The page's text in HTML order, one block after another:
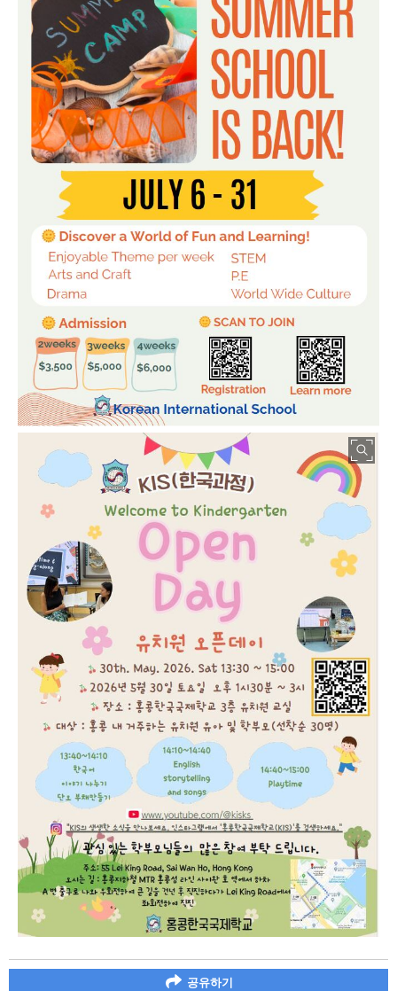
공유하기